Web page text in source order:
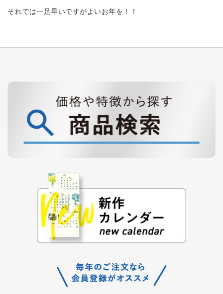
それでは一足早いですがよいお年を！！